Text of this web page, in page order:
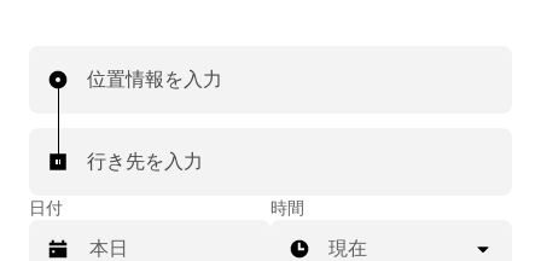
位置情報を入力
行き先を入力
日付 時間
現在